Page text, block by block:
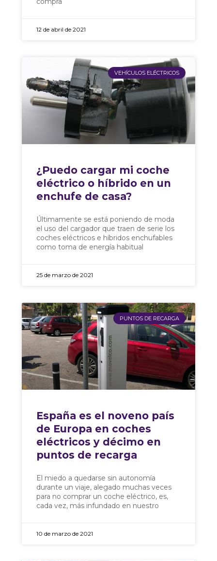
12 de abril de 2021
VEHÍCULOS ELÉCTRICOS
¿Puedo cargar mi coche
eléctrico o híbrido en un
enchufe de casa?
Últimamente se está poniendo de moda
el uso del cargador que traen de serie los
coches eléctricos e híbridos enchufables
como toma de energía habitual
25 de marzo de 2021
PUNTOS DE RECARGA
España es el noveno país
de Europa en coches
eléctricos y décimo en
puntos de recarga
El miedo a quedarse sin autonomía
durante un viaje, alegado muchas veces
para no comprar un coche eléctrico, es,
cada vez, más infundado en nuestro
10 de marzo de 2021